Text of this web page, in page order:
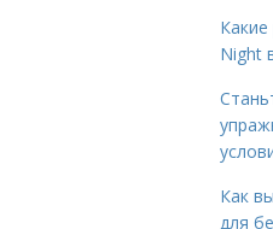
Night
Как
для